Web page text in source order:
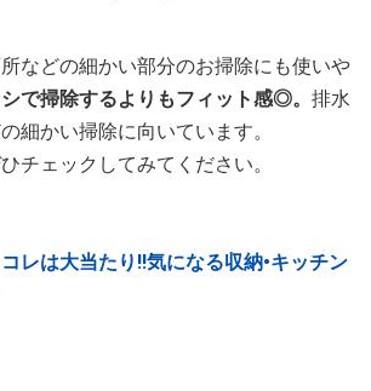
などの細かい部分のお掃除にも使いや
で掃除するよりもフィット感◎。 排水
細かい掃除に向いています。
チェックしてみてください。
コレは大当たり‼︎気になる収納•キッチン